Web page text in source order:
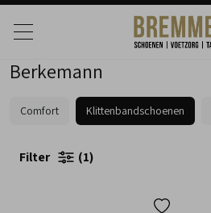
Berkemann
Comfort Klittenbandschoenen
Filter 1